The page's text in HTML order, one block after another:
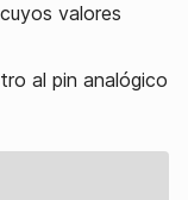
valores
al pin analógico